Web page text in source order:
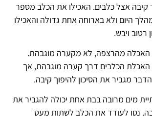
קיבה אצל כלבים. האכילו את הכלב מספר
היום ולא בארוחה אחת גדולה והאכילו
ויבש.
האכלה מהרצפה, לא מקערה מוגבהת.
האכלת הכלבים דרך קערה מוגבהת, אך
מגביר את הסיכון להיפוך קיבה.
מים מרובה בבת אחת יכולה להגביר את
נסו לעודד את הכלב לשתות מעט